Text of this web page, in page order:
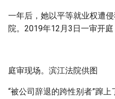
一年后，她以平等就业权遭
院。2019年12月3日一审开庭
庭审现场。滨江法院供图
“被公司辞退的跨性别者”蹿